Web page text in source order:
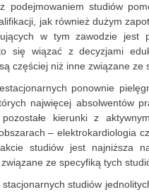
podejmowaniem studiów
jak również dużym
w tym zawodzie jest
się wiązać z decyzjami
częściej niż inne związane ze
ponownie
najwięcej absolwentów
kierunki z
– elektrokardiologia
studiów jest najniższa
ze specyfiką tych
studiów